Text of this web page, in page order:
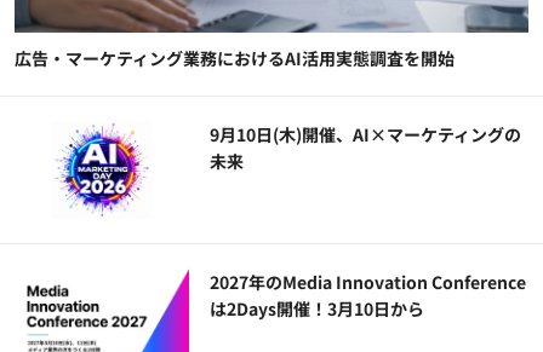
広告・マーケティング業務におけるAI活用実態調査を開始
9月10日(木)開催、AI×マーケティングの
未来
2027年のMedia Innovation Conference
は2Days開催！3月10日から